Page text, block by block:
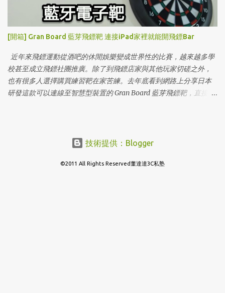
[開箱] Gran Board 藍芽飛鏢靶 連接iPad家裡就能開飛鏢Bar
近年來飛鏢運動從酒吧的休閒娛樂變成世界性的比賽，越來越多學
校甚至成立飛鏢社團推廣。除了到飛鏢店家與其他玩家切磋之外，
也有很多人選擇購買練習靶在家苦練。去年底看到網路上分享日本
研發這款可以連線至智慧型裝置的 Gran Board 藍芽飛鏢靶，直接把
技術提供：Blogger
©2011 All Rights Reserved董達達3C私塾